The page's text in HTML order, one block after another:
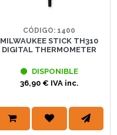
CÓDIGO: 1400
MILWAUKEE STICK TH310
DIGITAL THERMOMETER
DISPONIBLE
36,90 € IVA inc.